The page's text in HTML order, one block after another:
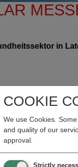
COOKIE
We use Cookies.
and quality of our
approval.
Strictly
in
Paulo die
Veranstaltung
erwartet,
mit über 5.000
mit